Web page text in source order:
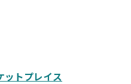
ットプレイス